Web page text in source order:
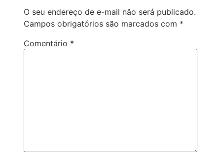
O seu endereço de e-mail não será publicado.
Campos obrigatórios são marcados com *
Comentário *